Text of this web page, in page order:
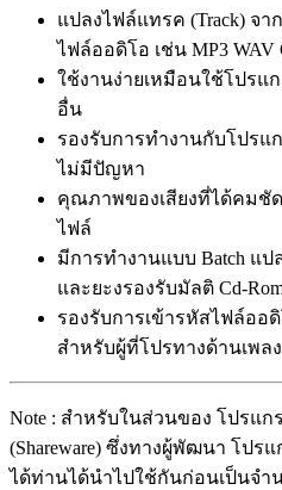
แปลงไฟล์แทรค (Track) จ
ไฟล์ออดิโอ เช่น MP3 WAV
ใช้งานง่ายเหมือนใช้โปรแ
อื่น
รองรับการทำงานกับโปรแก
ไม่มีปัญหา
คุณภาพของเสียงที่ได้คมชั
ไฟล์
มีการทำงานแบบ Batch แ
และยะงรองรับมัลติ Cd-
รองรับการเข้ารหัสไฟล์ออ
สำหรับผู้ที่โปรทางด้านเพล
Note : สำหรับในส่วนของ โปรแ
(Shareware) ซึ่งทางผู้พัฒนา โปรแ
ได้ท่านได้นำไปใช้กันก่อนเป็นจำ